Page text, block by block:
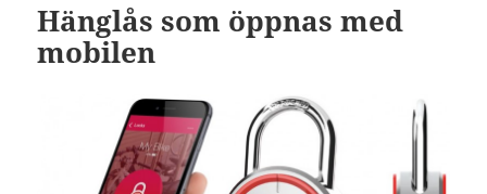
Hänglås som öppnas med
mobilen